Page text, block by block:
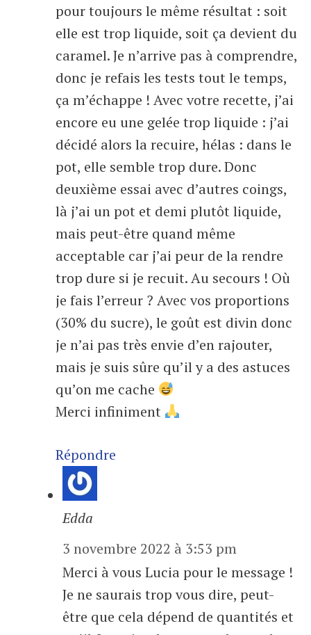
pour toujours le même résultat : soit
elle est trop liquide, soit ça devient du
caramel. Je n’arrive pas à comprendre,
donc je refais les tests tout le temps,
ça m’échappe ! Avec votre recette, j’ai
encore eu une gelée trop liquide : j’ai
décidé alors la recuire, hélas : dans le
pot, elle semble trop dure. Donc
deuxième essai avec d’autres coings,
là j’ai un pot et demi plutôt liquide,
mais peut-être quand même
acceptable car j’ai peur de la rendre
trop dure si je recuit. Au secours ! Où
je fais l’erreur ? Avec vos proportions
(30% du sucre), le goût est divin donc
je n’ai pas très envie d’en rajouter,
mais je suis sûre qu’il y a des astuces
qu’on me cache
Merci infiniment
Répondre
Edda
3 novembre 2022 à 3:53 pm
Merci à vous Lucia pour le message !
Je ne saurais trop vous dire, peut-
être que cela dépend de quantités et